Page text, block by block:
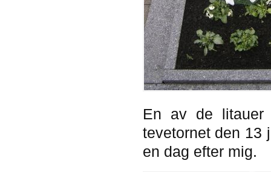
En av de litauer
tevetornet den 13
en dag efter mig.